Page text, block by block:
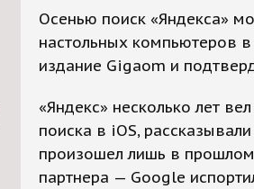
Осенью поиск «Яндекса»
настольных компьютеров в
издание Gigaom и
«Яндекс» несколько лет
поиска в iOS,
произошел лишь в прошлом
партнера — Google